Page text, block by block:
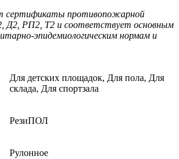
сертификаты противопожарной
Д2, РП2, Т2 и соответствует основным
эпидемиологическим нормам и
Для детских площадок, Для пола, Для
склада, Для спортзала
РезиПОЛ
Рулонное